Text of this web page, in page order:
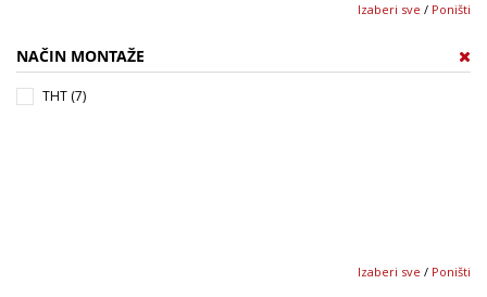
Izaberi sve / Poništi
NAČIN MONTAŽE
THT (7)
Izaberi sve / Poništi